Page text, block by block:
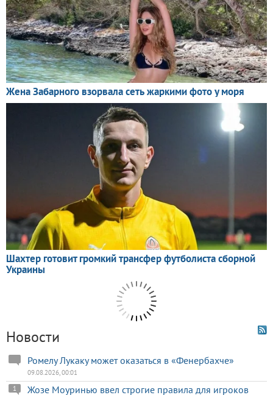
Новости
Ромелу Лукаку может оказаться в «Фенербахче»
09.08.2026, 00:01
Жозе Моуринью ввел строгие правила для игроков
1